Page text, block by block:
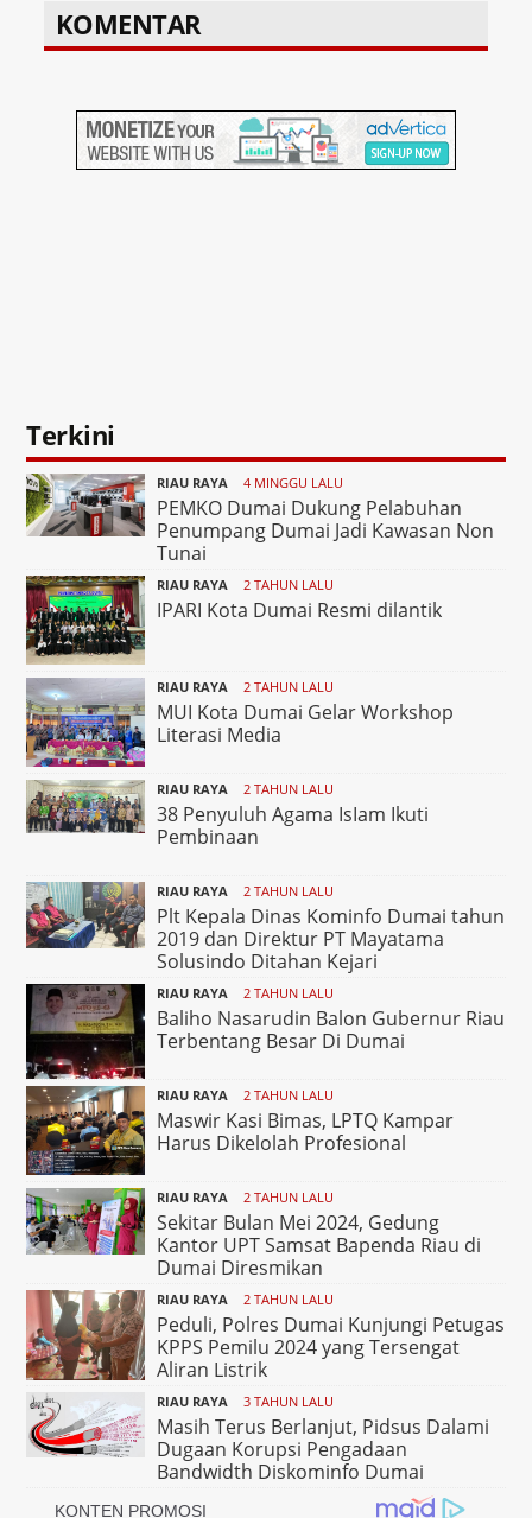
KOMENTAR
Terkini
RIAU RAYA 4 MINGGU LALU
PEMKO Dumai Dukung Pelabuhan
Penumpang Dumai Jadi Kawasan Non
Tunai
RIAU RAYA 2 TAHUN LALU
IPARI Kota Dumai Resmi dilantik
RIAU RAYA 2 TAHUN LALU
MUI Kota Dumai Gelar Workshop
Literasi Media
RIAU RAYA 2 TAHUN LALU
38 Penyuluh Agama IsIam Ikuti
Pembinaan
RIAU RAYA 2 TAHUN LALU
Plt Kepala Dinas Kominfo Dumai tahun
2019 dan Direktur PT Mayatama
Solusindo Ditahan Kejari
RIAU RAYA 2 TAHUN LALU
Baliho Nasarudin Balon Gubernur Riau
Terbentang Besar Di Dumai
RIAU RAYA 2 TAHUN LALU
Maswir Kasi Bimas, LPTQ Kampar
Harus Dikelolah Profesional
RIAU RAYA 2 TAHUN LALU
Sekitar Bulan Mei 2024, Gedung
Kantor UPT Samsat Bapenda Riau di
Dumai Diresmikan
RIAU RAYA 2 TAHUN LALU
Peduli, Polres Dumai Kunjungi Petugas
KPPS Pemilu 2024 yang Tersengat
Aliran Listrik
RIAU RAYA 3 TAHUN LALU
Masih Terus Berlanjut, Pidsus Dalami
Dugaan Korupsi Pengadaan
Bandwidth Diskominfo Dumai